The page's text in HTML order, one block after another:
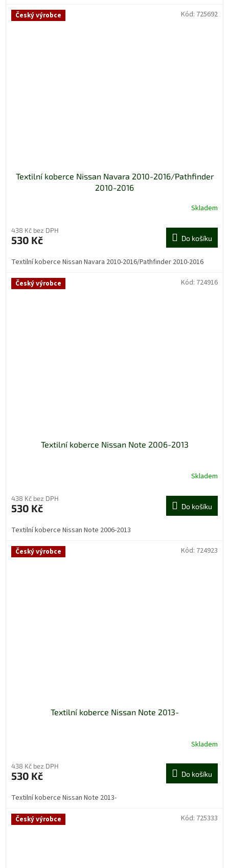
Český výrobce
Textilní koberce Nissan Navara 2010-2016/Pathfinder
2010-2016
Skladem
438 Kč bez DPH
530 Kč Do košíku
Textilní koberce Nissan Navara 2010-2016/Pathfinder 2010-2016
Kód: 725692
Český výrobce
Textilní koberce Nissan Note 2006-2013
produktu
je
z
hvězdiček.
Skladem
438 Kč bez DPH
530 Kč Do košíku
Textilní koberce Nissan Note 2006-2013
Kód: 724916
Český výrobce
Textilní koberce Nissan Note 2013-
Skladem
438 Kč bez DPH
530 Kč Do košíku
Textilní koberce Nissan Note 2013-
Kód: 724923
Český výrobce Kód: 725333